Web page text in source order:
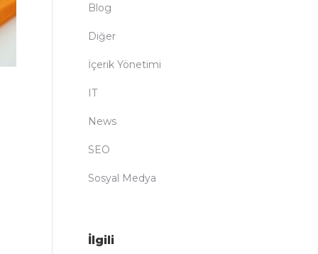
Blog
Diğer
İçerik Yönetimi
IT
News
SEO
Sosyal Medya
İlgili